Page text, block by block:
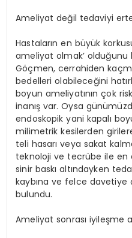
Ameliyat değil tedaviyi
Hastaların en büyük
ameliyat olmak’ olduğunu
Göçmen, cerrahiden
bedelleri olabileceğini
boyun ameliyatının çok
inanış var. Oysa
endoskopik yani kapalı
milimetrik kesilerden
teli hasarı veya sakat
teknoloji ve tecrübe ile en
sinir baskı altındayken
kaybına ve felce davetiye
bulundu.
Ameliyat sonrası iyileşme